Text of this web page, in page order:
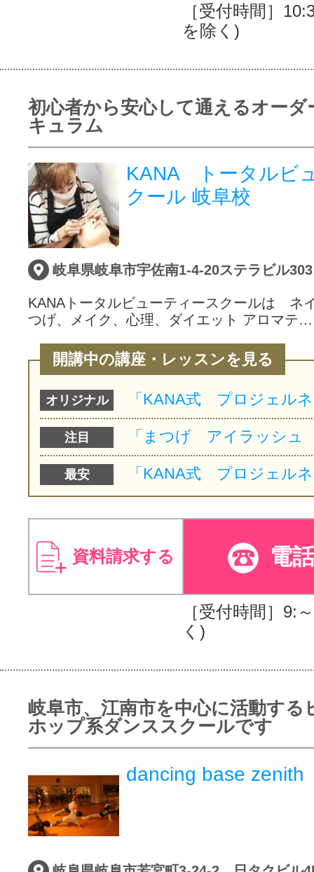
［受付時間］
を除く)
初心者から安心して通えるオーダ
キュラム
KANA トータルビ
クール 岐阜校
岐阜県岐阜市宇佐南1-4-20ステラビル303
KANAトータルビューティースクールは ネ
つげ、メイク、心理、ダイエット アロマテ…
開講中の講座・レッスンを見る
オリジナル
注目
最安
資料請求する 電
［受付時間］9:
く)
岐阜市、江南市を中心に活動する
ホップ系ダンススクールです
dancing base